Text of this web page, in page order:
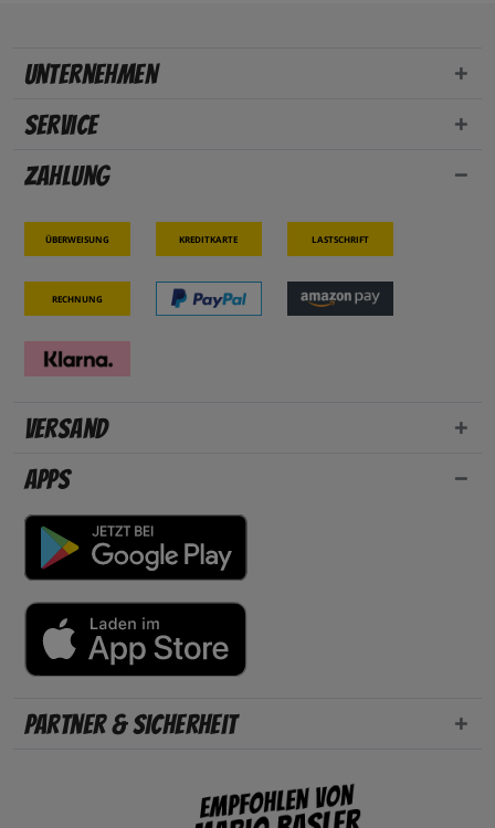
Unternehmen
Service
Zahlung
Überweisung Kreditkarte Lastschrift
Rechnung
Versand
Apps
Partner & Sicherheit